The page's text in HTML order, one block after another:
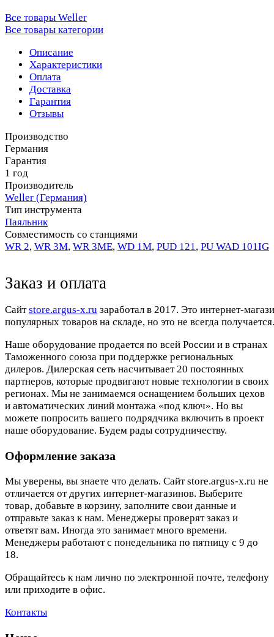
Все товары Weller
Все товары категории
Описание
Характеристики
Оплата
Доставка
Гарантия
Отзывы
Производство
Германия
Гарантия
1 год
Производитель
Weller (Германия)
Тип инструмента
Паяльник
Совместимость со станциями
WR 2, WR 3M, WR 3ME, WD 1M, PUD 121, PU WAD 101IG
Заказ и оплата
Cайтstore.argus-x.ru заработал в 2017. Это интернет-
популярных товаров на складе, но это не всегда
Наше оборудование продается по всей России и в странах
Таможенного союза при поддержке региональных
дилеров. Дилерская сеть насчитывает 20 постоянных
партнеров, которые продвигают новые технологии в своих
регионах. Мы не занимаемся оснащением больших цехов
и автоматических линий монтажа «под ключ». Но вы
можете попросить вашего подрядчика включить в проект
наше оборудование. Будем рады сотрудничеству.
Оформление заказа
Мы уверены, вы знаете что делать. Сайт store.argus-x.ru не
отличается от других интернет-магазинов. Выберите
товар, добавьте в корзину, заполните свои данные и
отправьте заказ к нам. Менеджеры проверят заказ и
ответят вам. Иногда это занимает много времени.
Менеджеры работают с понедельника по пятницу с 9 до
18.
Обращайтесь к нам лично по электронной почте, телефону
или приходите в офис.
Контакты